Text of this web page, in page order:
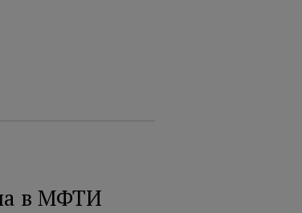
в МФТИ